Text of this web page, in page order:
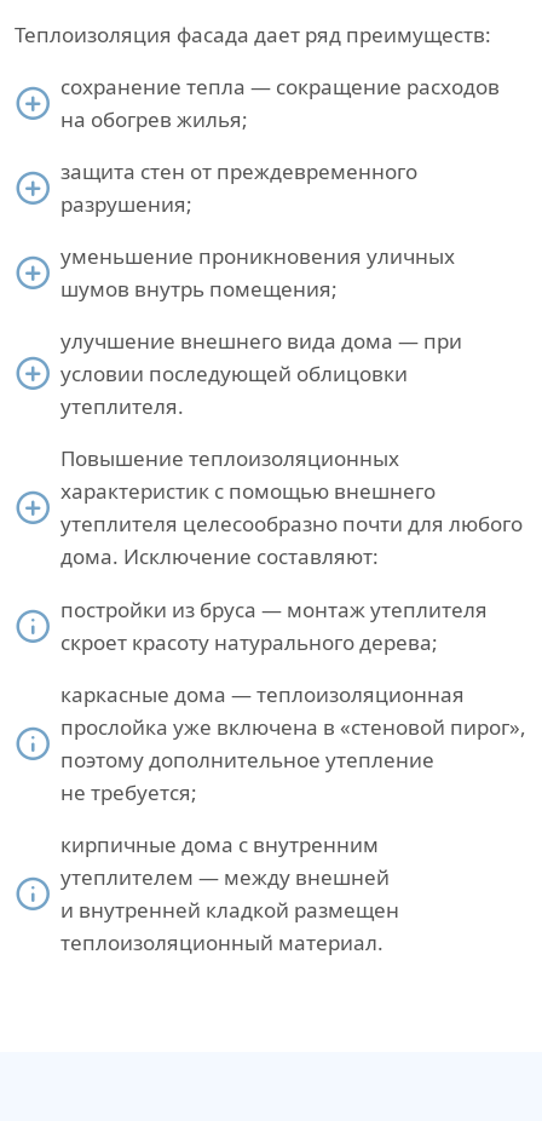
Теплоизоляция фасада дает ряд преимуществ:
сохранение тепла — сокращение расходов
на обогрев жилья;
защита стен от преждевременного
разрушения;
уменьшение проникновения уличных
шумов внутрь помещения;
улучшение внешнего вида дома — при
условии последующей облицовки
утеплителя.
Повышение теплоизоляционных
характеристик с помощью внешнего
утеплителя целесообразно почти для любого
дома. Исключение составляют:
постройки из бруса — монтаж утеплителя
скроет красоту натурального дерева;
каркасные дома — теплоизоляционная
прослойка уже включена в «стеновой пирог»,
поэтому дополнительное утепление
не требуется;
кирпичные дома с внутренним
утеплителем — между внешней
и внутренней кладкой размещен
теплоизоляционный материал.